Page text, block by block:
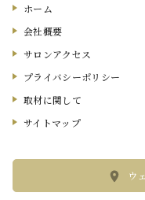
ホーム
会社概要
サロンアクセス
プライバシーポリシー
取材に関して
サイトマップ
ウ